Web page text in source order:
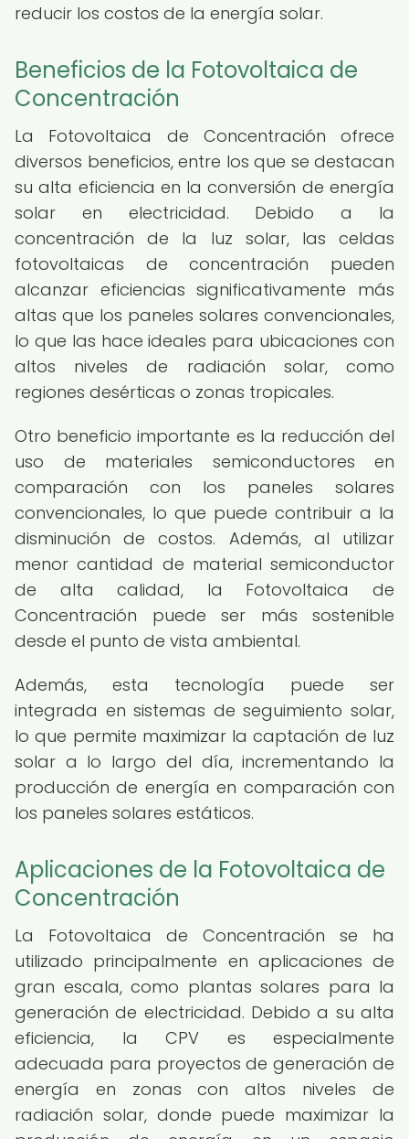
reducir los costos de la energía solar.
Beneficios de la Fotovoltaica de
Concentración
La Fotovoltaica de Concentración ofrece
diversos beneficios, entre los que se destacan
su alta eficiencia en la conversión de energía
solar en electricidad. Debido a la
concentración de la luz solar, las celdas
fotovoltaicas de concentración pueden
alcanzar eficiencias significativamente más
altas que los paneles solares convencionales,
lo que las hace ideales para ubicaciones con
altos niveles de radiación solar, como
regiones desérticas o zonas tropicales.
Otro beneficio importante es la reducción del
uso de materiales semiconductores en
comparación con los paneles solares
convencionales, lo que puede contribuir a la
disminución de costos. Además, al utilizar
menor cantidad de material semiconductor
de alta calidad, la Fotovoltaica de
Concentración puede ser más sostenible
desde el punto de vista ambiental.
Además, esta tecnología puede ser
integrada en sistemas de seguimiento solar,
lo que permite maximizar la captación de luz
solar a lo largo del día, incrementando la
producción de energía en comparación con
los paneles solares estáticos.
Aplicaciones de la Fotovoltaica de
Concentración
La Fotovoltaica de Concentración se ha
utilizado principalmente en aplicaciones de
gran escala, como plantas solares para la
generación de electricidad. Debido a su alta
eficiencia, la CPV es especialmente
adecuada para proyectos de generación de
energía en zonas con altos niveles de
radiación solar, donde puede maximizar la